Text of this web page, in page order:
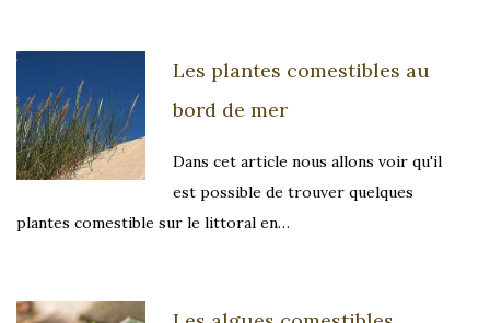
Les plantes comestibles au
bord de mer
Dans cet article nous allons voir qu'il
est possible de trouver quelques
plantes comestible sur le littoral en…